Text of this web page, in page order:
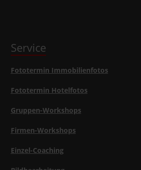
Service
Fototermin Immobilienfotos
Fototermin Hotelfotos
Gruppen-Workshops
Firmen-Workshops
Einzel-Coaching